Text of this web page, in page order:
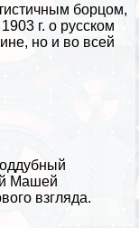
борцом,
г. о русском
, но и во всей
Машей
взгляда.